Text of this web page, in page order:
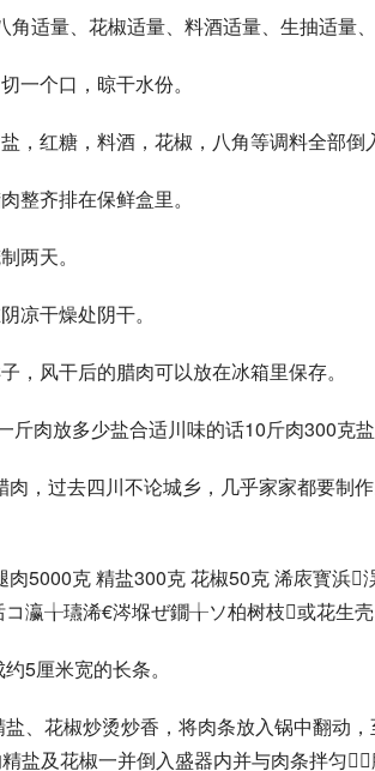
角适量、花椒适量、料酒适量、生抽适量
一个口，晾干水份。
，红糖，料酒，花椒，八角等调料全部倒
整齐排在保鲜盒里。
两天。
凉干燥处阴干。
，风干后的腊肉可以放在冰箱里保存。
斤肉放多少盐合适川味的话10斤肉300克盐
肉，过去四川不论城乡，几乎家家都要制
肉5000克 精盐300克 花椒50克 浠庡寳浜
コ瀛╁瓙浠€涔堢ぜ鐗╁ソ柏树枝或花生
5厘米宽的长条。
、花椒炒烫炒香，将肉条放入锅中翻动
盐及花椒一并倒入盛器内并与肉条拌匀